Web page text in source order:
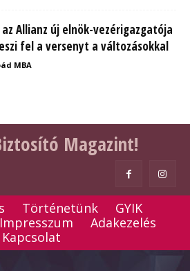
Allianz új elnök-vezérigazgatója
fel a versenyt a változásokkal
MBA
Magazint!
Történetünk
GYIK
Impresszum
Adakezelés
Kapcsolat